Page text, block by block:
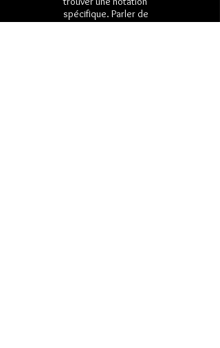
spécifique. Parler de
notations implique de